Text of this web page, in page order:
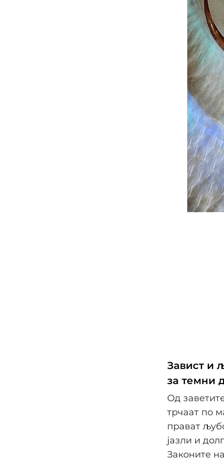
Завист и
за темни
Од
трчаат по
прават
јазли и
Законите